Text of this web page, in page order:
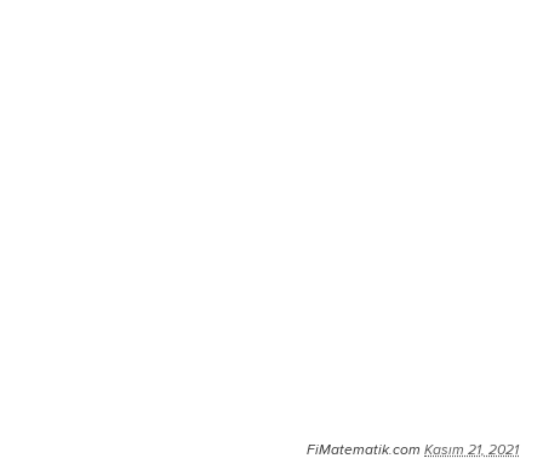
FiMatematik.com Kasım 21, 2021